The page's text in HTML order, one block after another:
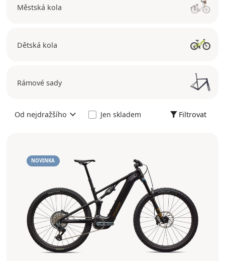
Městská kola
Dětská kola
Rámové sady
Od nejdražšího Jen skladem Filtrovat
NOVINKA